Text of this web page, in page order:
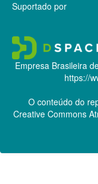
Suportado por
Empresa Brasileira
https://
O conteúdo do
Creative Commons